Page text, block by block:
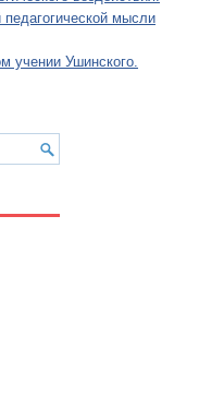
педагогической мысли
учении Ушинского.